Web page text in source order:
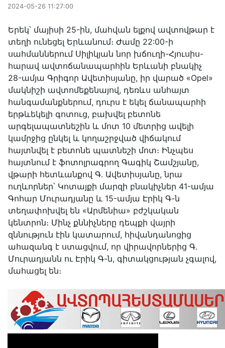
2024-05-26 11:27:00
Երեկ՝ մայիսի 25-ին, մահվան ելքով ավտովթար է
տեղի ունեցել Երևանում։ Ժամը 22:00-ի
սահմաններում Սիլիկյան նոր խճուղի-Հյուսիս-
հարավ ավտոճանապարհին Երևանի բնակիչ
28-ամյա Գրիգոր Ավետիսյանը, իր վարած «Opel»
մակնիշի ավտոմեքենայով, դեռևս անհայտ
հանգամանքներում, դուրս է եկել ճանապարհի
երթևեկելի գոտուց, բախվել բետոնե
արգելապատնեշին և մոտ 10 մետրից ավելի
կամրջից ընկել և կողաշրջված վիճակում
հայտնվել է բետոնե պատնեշի մոտ։ Ինչպես
հայտնում է ֆոտոլրագրող Գագիկ Շամշյանը,
վթարի հետևանքով Գ. Ավետիսյանը, նրա
ուղևորներ՝ Կոտայքի մարզի բնակիչներ 41-ամյա
Գոհար Մուրադյանը և 15-ամյա Էրիկ Գ-ն
տեղափոխվել են «Արմենիա» բժշկական
կենտրոն։ Մինչ քննիչները դեպքի վայրի
զննություն էին կատարում, հիվանդանոցից
ահազանգ է ստացվում, որ վիրավորներից Գ.
Մուրադյանն ու Էրիկ Գ-ն, գիտակցության չգալով,
մահացել են։